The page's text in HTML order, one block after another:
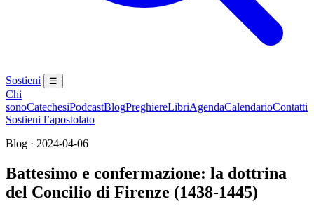
Sostieni ☰
Chi
sonoCatechesiPodcastBlogPreghiereLibriAgendaCalendarioContatti
Sostieni l’apostolato
Blog · 2024-04-06
Battesimo e confermazione: la dottrina
del Concilio di Firenze (1438-1445)